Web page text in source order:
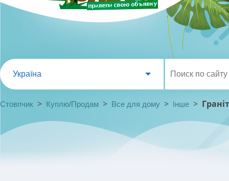
Україна
Стовпчик > Куплю/Продам > Все для дому > Інше >